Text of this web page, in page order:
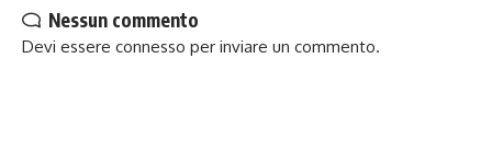
Nessun commento
Devi essere connesso per inviare un commento.